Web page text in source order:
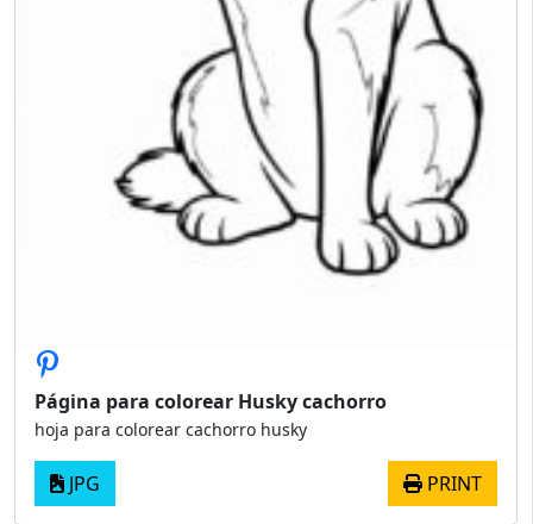
Página para colorear Husky cachorro
hoja para colorear cachorro husky
JPG PRINT